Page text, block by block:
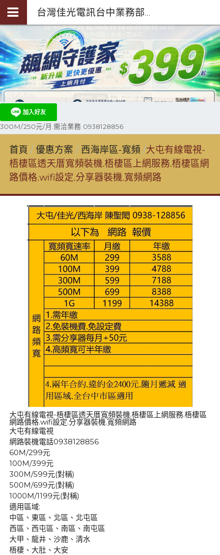
台灣佳光電訊台中業務部陳聖閎-第四台光纖裝機0938-128-856
300M/250元/月.需洽業務 0938128856
首頁 優惠方案 西海岸區-寬頻 大屯有線電視-
梧棲區透天厝寬頻裝機.梧棲區上網服務.梧棲區網
路價格.wifi設定.分享器裝機.寬頻網路
大屯有線電視-梧棲區透天厝寬頻裝機.梧棲區上網服務.梧棲區
網路價格.wifi設定.分享器裝機.寬頻網路
大屯有線電視
網路裝機電話0938128856
60M/299元
100M/399元
300M/599元(對稱)
500M/699元(對稱)
1000M/1199元(對稱)
適用區域:
中區、東區、北區、北屯區
西區、西屯區、南區、南屯區
大甲、龍井、沙鹿、清水
梧棲、大肚、大安